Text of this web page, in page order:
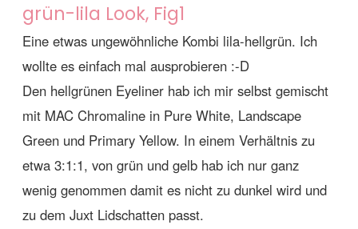
grün-lila Look, Fig1
Eine etwas ungewöhnliche Kombi lila-hellgrün. Ich
wollte es einfach mal ausprobieren :-D
Den hellgrünen Eyeliner hab ich mir selbst gemischt
mit MAC Chromaline in Pure White, Landscape
Green und Primary Yellow. In einem Verhältnis zu
etwa 3:1:1, von grün und gelb hab ich nur ganz
wenig genommen damit es nicht zu dunkel wird und
zu dem Juxt Lidschatten passt.